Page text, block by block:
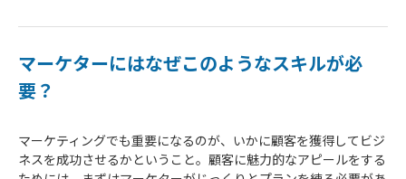
マーケターにはなぜこのようなスキルが必
要？
マーケティングでも重要になるのが、いかに顧客を獲得してビジ
ネスを成功させるかということ。顧客に魅力的なアピールをする